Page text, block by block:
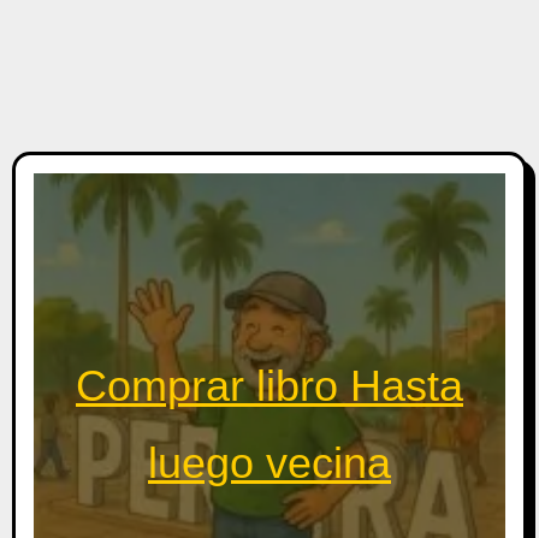
Comprar libro Hasta
luego vecina